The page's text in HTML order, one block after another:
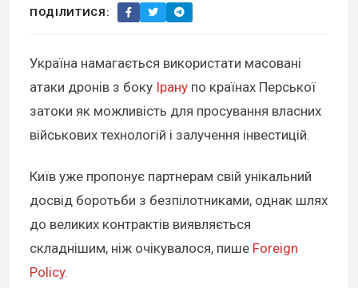
ПОДІЛИТИСЯ:
Україна намагається використати масовані
атаки дронів з боку Ірану по країнах Перської
затоки як можливість для просування власних
військових технологій і залучення інвестицій.
Київ уже пропонує партнерам свій унікальний
досвід боротьби з безпілотниками, однак шлях
до великих контрактів виявляється
складнішим, ніж очікувалося, пише Foreign
Policy.